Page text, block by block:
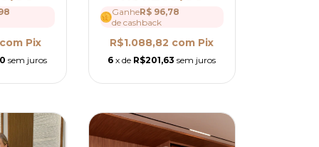
com Pix
sem juros
GanheR$ 96,78
de cashback
R$1.088,82 com Pix
6 x de R$201,63 sem juros